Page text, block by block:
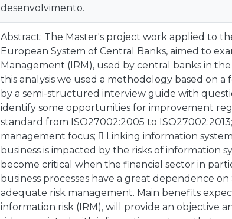
desenvolvimento.
Abstract: The Master's project work applied to
European System of Central Banks, aimed to
Management (IRM), used by central banks in
this analysis we used a methodology based on
by a semi-structured interview guide with
identify some opportunities for improvement
standard from ISO27002:2005 to
management focus;  Linking information
business is impacted by the risks of information
become critical when the financial sector in
business processes have a great dependence
adequate risk management. Main benefits
information risk (IRM), will provide an objective